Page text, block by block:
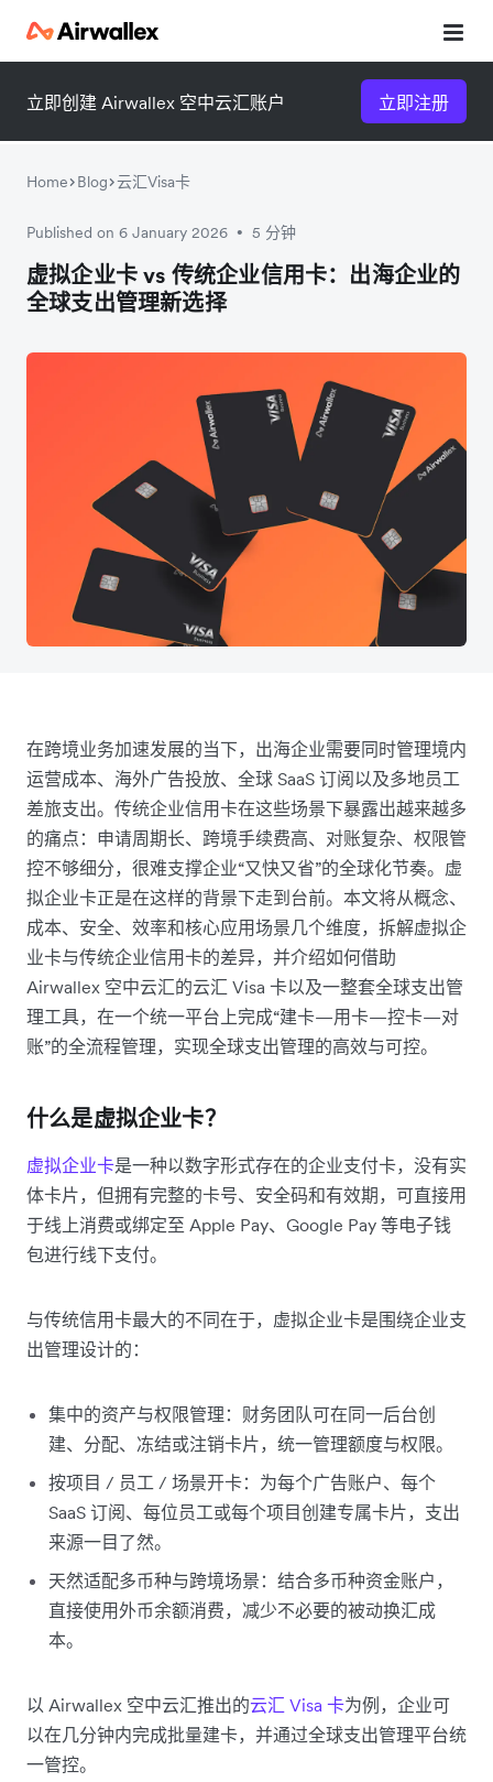
立即创建 Airwallex 空中云汇账户 立即注册
Home Blog 云汇Visa卡
Published on 6 January 2026 • 5 分钟
虚拟企业卡 vs 传统企业信用卡：出海企业的
全球支出管理新选择
在跨境业务加速发展的当下，出海企业需要同时管理境内
运营成本、海外广告投放、全球 SaaS 订阅以及多地员工
差旅支出。传统企业信用卡在这些场景下暴露出越来越多
的痛点：申请周期长、跨境手续费高、对账复杂、权限管
控不够细分，很难支撑企业“又快又省”的全球化节奏。虚
拟企业卡正是在这样的背景下走到台前。本文将从概念、
成本、安全、效率和核心应用场景几个维度，拆解虚拟企
业卡与传统企业信用卡的差异，并介绍如何借助
Airwallex 空中云汇的云汇 Visa 卡以及一整套全球支出管
理工具，在一个统一平台上完成“建卡—用卡—控卡—对
账”的全流程管理，实现全球支出管理的高效与可控。
什么是虚拟企业卡？
虚拟企业卡是一种以数字形式存在的企业支付卡，没有实
体卡片，但拥有完整的卡号、安全码和有效期，可直接用
于线上消费或绑定至 Apple Pay、Google Pay 等电子钱
包进行线下支付。
与传统信用卡最大的不同在于，虚拟企业卡是围绕企业支
出管理设计的：
集中的资产与权限管理：财务团队可在同一后台创
建、分配、冻结或注销卡片，统一管理额度与权限。
按项目 / 员工 / 场景开卡：为每个广告账户、每个
SaaS 订阅、每位员工或每个项目创建专属卡片，支出
来源一目了然。
天然适配多币种与跨境场景：结合多币种资金账户，
直接使用外币余额消费，减少不必要的被动换汇成
本。
以 Airwallex 空中云汇推出的云汇 Visa 卡为例，企业可
以在几分钟内完成批量建卡，并通过全球支出管理平台统
一管控。
微信扫一扫，点击手机右上角
分享
微信扫一扫，点击手机右上角
分享